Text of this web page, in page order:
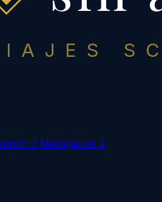
3 Madagascar 2